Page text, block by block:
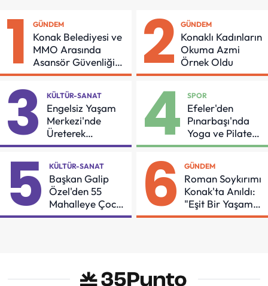
1 GÜNDEM
Konak Belediyesi ve
MMO Arasında
Asansör Güvenliği
İçin Önemli Protokol
2 GÜNDEM
Konaklı Kadınların
Okuma Azmi
Örnek Oldu
3 KÜLTÜR-SANAT
Engelsiz Yaşam
Merkezi'nde
Üreterek
Güçleniyorlar
4 SPOR
Efeler'den
Pınarbaşı'nda
Yoga ve Pilates
Buluşması
5 KÜLTÜR-SANAT
Başkan Galip
Özel'den 55
Mahalleye Çocuk
Şenliği
6 GÜNDEM
Roman Soykırımı
Konak'ta Anıldı:
"Eşit Bir Yaşam
İçin Mücadeleyi